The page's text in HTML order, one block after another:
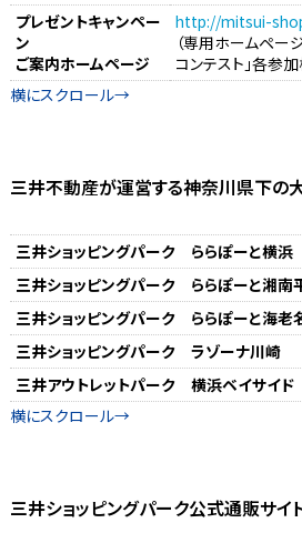
プレゼントキャンペー
ン
ご案内ホームページ
http://mitsui-
（専用ホームペー
コンテスト」各参
三井不動産が運営する神奈川県下の
三井ショッピングパーク ららぽーと横浜
三井ショッピングパーク ららぽーと湘南
三井ショッピングパーク ららぽーと海老
三井ショッピングパーク ラゾーナ川崎
三井アウトレットパーク 横浜ベイサイド
三井ショッピングパーク公式通販サイ